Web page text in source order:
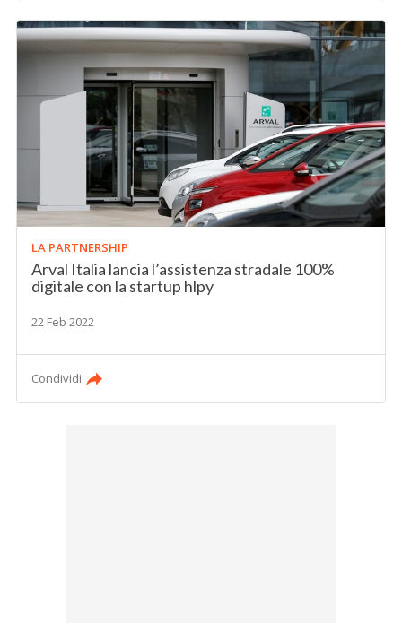
LA PARTNERSHIP
Arval Italia lancia l’assistenza stradale 100%
digitale con la startup hlpy
22 Feb 2022
Condividi